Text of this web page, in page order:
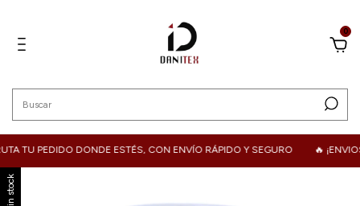
0
TU PEDIDO DONDE ESTÉS, CON ENVÍO RÁPIDO Y SEGURO 🔥 ¡ENVIOS
Sin stock